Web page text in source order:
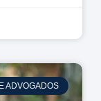
ADVOGADOS